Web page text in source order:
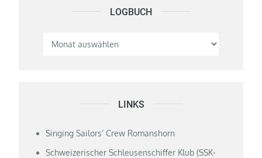
LOGBUCH Logbuch
LINKS
Singing Sailors‘ Crew Romanshorn
Schweizerischer Schleusenschiffer Klub (SSK-